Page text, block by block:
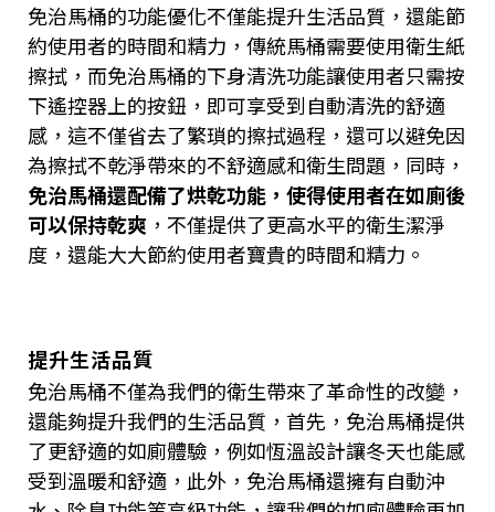
免治馬桶的功能優化不僅能提升生活品質，還能節
約使用者的時間和精力，傳統馬桶需要使用衛生紙
擦拭，而免治馬桶的下身清洗功能讓使用者只需按
下遙控器上的按鈕，即可享受到自動清洗的舒適
感，這不僅省去了繁瑣的擦拭過程，還可以避免因
為擦拭不乾淨帶來的不舒適感和衛生問題，同時，
免治馬桶還配備了烘乾功能，使得使用者在如廁後
可以保持乾爽 ，不僅提供了更高水平的衛生潔淨
度，還能大大節約使用者寶貴的時間和精力。
提升生活品質
免治馬桶不僅為我們的衛生帶來了革命性的改變，
還能夠提升我們的生活品質，首先，免治馬桶提供
了更舒適的如廁體驗，例如恆溫設計讓冬天也能感
受到溫暖和舒適，此外，免治馬桶還擁有自動沖